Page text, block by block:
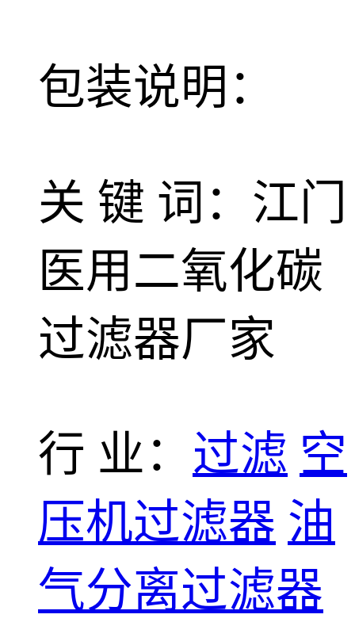
包装说明：
关 键 词：江门
医用二氧化碳
过滤器厂家
行 业： 过滤 空
压机过滤器 油
气分离过滤器